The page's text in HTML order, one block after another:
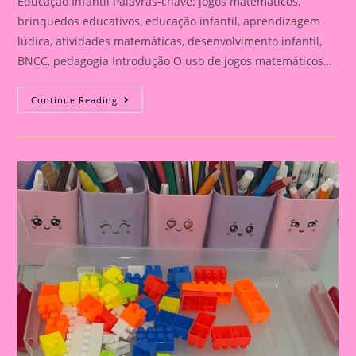
brinquedos educativos, educação infantil, aprendizagem
lúdica, atividades matemáticas, desenvolvimento infantil,
BNCC, pedagogia Introdução O uso de jogos matemáticos…
Continue Reading 30
Jogos
Com
Para
A
Educação
Infantil|